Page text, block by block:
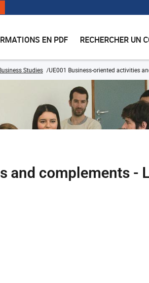
EN PDF RECHERCHER UN
Studies UE001 Business-oriented activities
and complements -